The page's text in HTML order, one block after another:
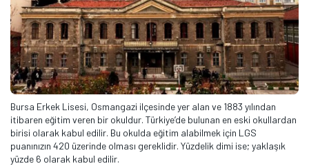
Bursa Erkek Lisesi, Osmangazi ilçesinde yer alan ve 1883 yılından
itibaren eğitim veren bir okuldur. Türkiye’de bulunan en eski okullardan
birisi olarak kabul edilir. Bu okulda eğitim alabilmek için LGS
puanınızın 420 üzerinde olması gereklidir. Yüzdelik dimi ise; yaklaşık
yüzde 6 olarak kabul edilir.